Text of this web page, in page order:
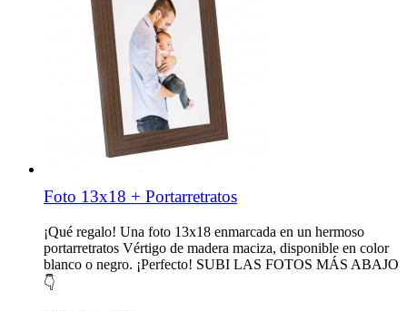
Foto 13x18 + Portarretratos
¡Qué regalo! Una foto 13x18 enmarcada en un hermoso
portarretratos Vértigo de madera maciza, disponible en color
blanco o negro. ¡Perfecto! SUBI LAS FOTOS MÁS ABAJO
👇